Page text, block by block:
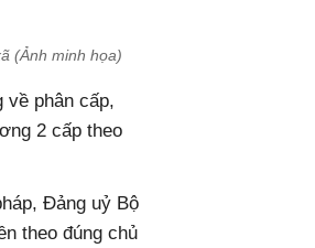
(Ảnh minh họa)
về phân cấp,
2 cấp theo
Đảng uỷ Bộ
theo đúng chủ